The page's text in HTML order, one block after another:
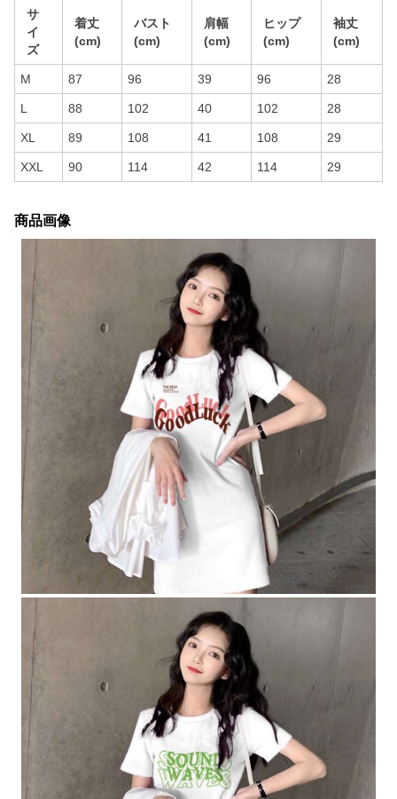
サ
イ
ズ
着丈
(cm)
バスト
(cm)
肩幅
(cm)
ヒップ
(cm)
袖丈
(cm)
M 87 96 39 96 28
L 88 102 40 102 28
XL 89 108 41 108 29
XXL 90 114 42 114 29
商品画像